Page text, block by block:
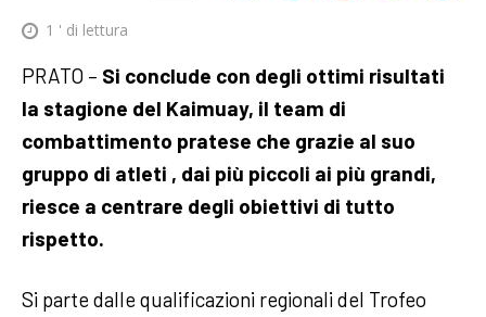
1 ' di lettura
PRATO – Si conclude con degli ottimi risultati
la stagione del Kaimuay, il team di
combattimento pratese che grazie al suo
gruppo di atleti , dai più piccoli ai più grandi,
riesce a centrare degli obiettivi di tutto
rispetto.
Si parte dalle qualificazioni regionali del Trofeo